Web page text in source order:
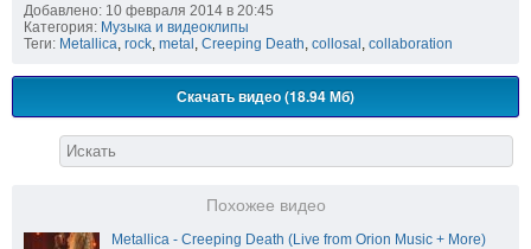
Добавлено: 10 февраля 2014 в 20:45
Категория: Музыка и видеоклипы
Теги: Metallica rock metal Creeping Death collosal collaboration
Скачать видео (18.94 Мб)
Похожее видео
Metallica - Creeping Death (Live from Orion Music + More)